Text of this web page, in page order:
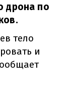
дрона по
тело
и